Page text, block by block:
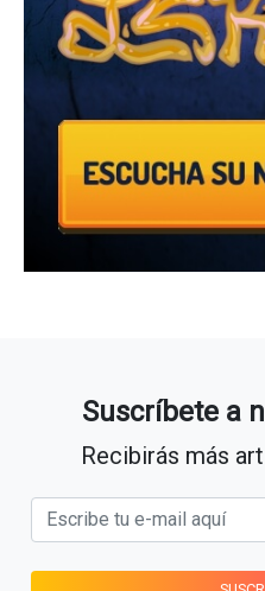
Suscríbete a
Recibirás más